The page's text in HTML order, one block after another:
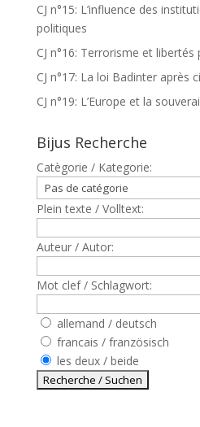
CJ n°15: L’influence des
politiques
CJ n°16: Terrorisme et libertés
CJ n°17: La loi Badinter après
CJ n°19: L’Europe et la
Bijus Recherche
Catègorie / Kategorie:
Plein texte / Volltext:
Auteur / Autor:
Mot clef / Schlagwort:
allemand / deutsch
francais / französisch
les deux / beide